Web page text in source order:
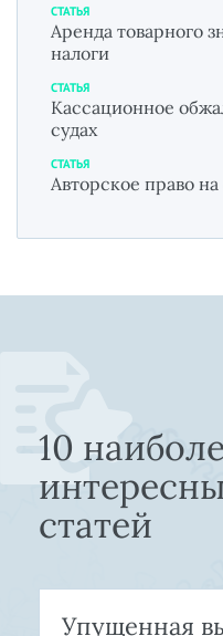
СТАТЬЯ
Аренда товарного
налоги
СТАТЬЯ
Кассационное
судах
СТАТЬЯ
Авторское право
10
статей
Упущенная